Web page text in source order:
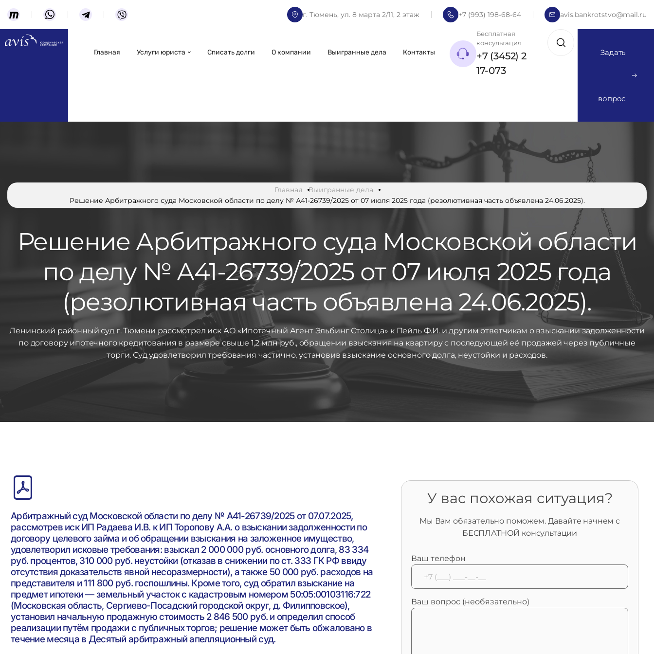
г. Тюмень, ул. 8 марта 2/11, 2 этаж +7 (993) 198-68-64 avis.bankrotstvo@mail.ru
Главная Услуги юриста Списать долги О компании Выигранные дела Контакты
Бесплатная
консультация
+7 (3452) 2
17-073
Задать
вопрос
Главная
Выигранные дела
Решение Арбитражного суда Московской области по делу № А41-26739/2025 от 07 июля 2025 года (резолютивная часть объявлена 24.06.2025).
Решение Арбитражного суда Московской области
по делу № А41-26739/2025 от 07 июля 2025 года
(резолютивная часть объявлена 24.06.2025).
Ленинский районный суд г. Тюмени рассмотрел иск АО «Ипотечный Агент Эльбинг Столица» к Пейль Ф.И. и другим ответчикам о взыскании задолженности
по договору ипотечного кредитования в размере свыше 1,2 млн руб., обращении взыскания на квартиру с последующей её продажей через публичные
торги. Суд удовлетворил требования частично, установив взыскание основного долга, неустойки и расходов.
Арбитражный суд Московской области по делу № А41-26739/2025 от 07.07.2025,
рассмотрев иск ИП Радаева И.В. к ИП Торопову А.А. о взыскании задолженности по
договору целевого займа и об обращении взыскания на заложенное имущество,
удовлетворил исковые требования: взыскал 2 000 000 руб. основного долга, 83 334
руб. процентов, 310 000 руб. неустойки (отказав в снижении по ст. 333 ГК РФ ввиду
отсутствия доказательств явной несоразмерности), а также 50 000 руб. расходов на
представителя и 111 800 руб. госпошлины. Кроме того, суд обратил взыскание на
предмет ипотеки — земельный участок с кадастровым номером 50:05:00103116:722
(Московская область, Сергиево-Посадский городской округ, д. Филипповское),
установил начальную продажную стоимость 2 846 500 руб. и определил способ
реализации путём продажи с публичных торгов; решение может быть обжаловано в
течение месяца в Десятый арбитражный апелляционный суд.
У вас похожая ситуация?
Мы Вам обязательно поможем. Давайте начнем с
БЕСПЛАТНОЙ консультации
Ваш телефон
Ваш вопрос (необязательно)